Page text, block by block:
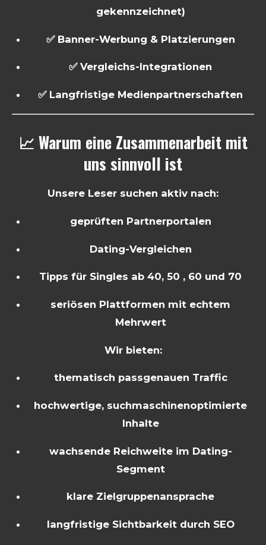
gekennzeichnet)
✅ Banner-Werbung & Platzierungen
✅ Vergleichs-Integrationen
✅ Langfristige Medienpartnerschaften
📈 Warum eine Zusammenarbeit mit
uns sinnvoll ist
Unsere Leser suchen aktiv nach:
geprüften Partnerportalen
Dating-Vergleichen
Tipps für Singles ab 40, 50 , 60 und 70
seriösen Plattformen mit echtem
Mehrwert
Wir bieten:
thematisch passgenauen Traffic
hochwertige, suchmaschinenoptimierte
Inhalte
wachsende Reichweite im Dating-
Segment
klare Zielgruppenansprache
langfristige Sichtbarkeit durch SEO